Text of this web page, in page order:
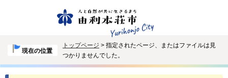
現在の位置
トップページ > 指定されたページ、またはファイルは見
つかりませんでした。